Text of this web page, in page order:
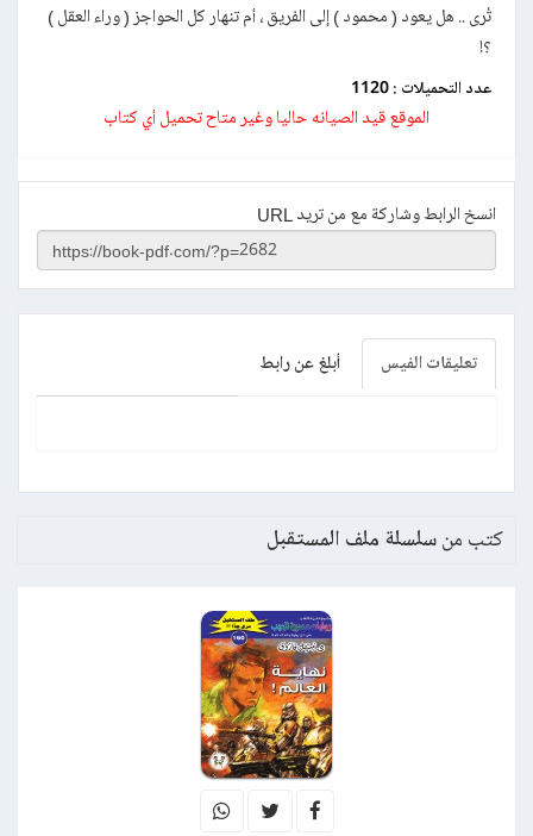
تُرى .. هل يعود ( محمود ) إلى الفريق ، أم تنهار كل الحواجز ( وراء العقل )
؟!
عدد التحميلات : 1120
الموقع قيد الصيانه حاليا وغير متاح تحميل أي كتاب
انسخ الرابط وشاركة مع من تريد URL
تعليقات الفيس أبلغ عن رابط
كتب من سلسلة ملف المستقبل